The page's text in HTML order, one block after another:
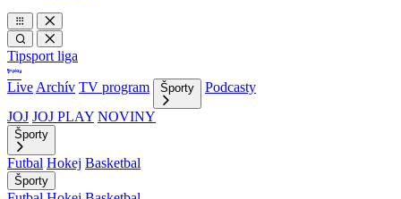
Tipsport liga
Live Archív TV program Športy
Podcasty
JOJ JOJ PLAY NOVINY
Športy
Futbal Hokej Basketbal
Športy